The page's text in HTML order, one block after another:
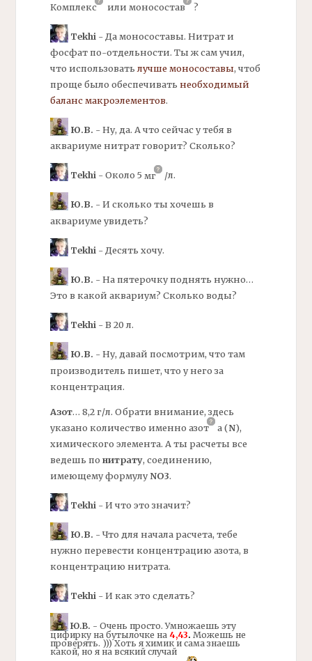
Комплекс
или моносостав ?
Tekhi - Дамоносоставы. Нитрат и
фосфат по-отдельности. Ты ж сам учил,
что использовать лучше моносоставы, чтоб
проще было обеспечивать необходимый
баланс макроэлементов.
Ю.В. - Ну, да. А что сейчас у тебя в
аквариуме нитрат говорит? Сколько?
Tekhi- Около 5 мг /л.
Ю.В. - И сколько ты хочешь в
аквариуме увидеть?
Tekhi - Десять хочу.
Ю.В. - На пятерочку поднять нужно…
Это в какой аквариум? Сколько воды?
Tekhi- В 20 л.
Ю.В. - Ну, давай посмотрим, что там
производитель пишет, что у него за
концентрация.
Азот… 8,2 г/л. Обрати внимание, здесь
указано количество именно азот а(N),
химического элемента. А ты расчеты все
ведешь по нитрату, соединению,
имеющему формулуNO3.
Tekhi - И что это значит?
Ю.В. - Что для начала расчета, тебе
нужно перевести концентрацию азота, в
концентрацию нитрата.
Tekhi- И как это сделать?
Ю.В. - Очень просто. Умножаешь эту
цифирку на бутылочке на 4,43. Можешь не
проверять. ))) Хоть я химик и сама знаешь
какой, но я на всякий случай